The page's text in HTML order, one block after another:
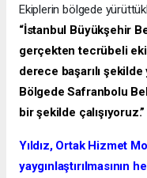
Ekiplerin bölgede
“İstanbul Büyükşehir
gerçekten tecrübeli
derece başarılı
Bölgede Safranbolu
bir şekilde çalışıyoruz.”
Yıldız, Ortak Hizmet